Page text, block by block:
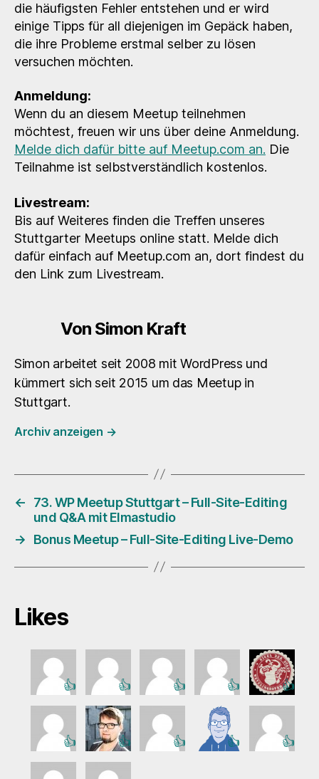
die häufigsten Fehler entstehen und er wird
einige Tipps für all diejenigen im Gepäck haben,
die ihre Probleme erstmal selber zu lösen
versuchen möchten.
Anmeldung:
Wenn du an diesem Meetup teilnehmen
möchtest, freuen wir uns über deine Anmeldung.
Melde dich dafür bitte auf Meetup.com an. Die
Teilnahme ist selbstverständlich kostenlos.
Livestream:
Bis auf Weiteres finden die Treffen unseres
Stuttgarter Meetups online statt. Melde dich
dafür einfach auf Meetup.com an, dort findest du
den Link zum Livestream.
Von Simon Kraft
Simon arbeitet seit 2008 mit WordPress und
kümmert sich seit 2015 um das Meetup in
Stuttgart.
Archiv anzeigen →
←
73. WP Meetup Stuttgart – Full-Site-Editing
und Q&A mit Elmastudio
→
Bonus Meetup – Full-Site-Editing Live-Demo
Likes
👍 👍 👍 👍 👍
👍 👍 👍 👍 👍